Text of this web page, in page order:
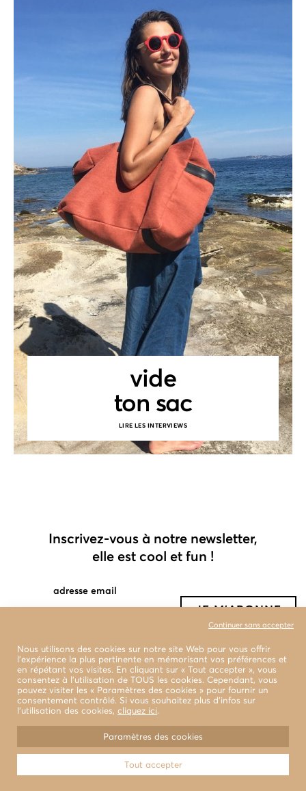
vide
ton sac
LIRE LES INTERVIEWS
Inscrivez-vous à notre newsletter,
elle est cool et fun !
adresse email
boutiques
livraison et retour
conditions générales de vente
© 2022 LA BENJAMINE Tous droits réservés
Design & PhotographiesWEAREMB.
Nous utilisons des cookies sur notre site Web pour vous offrir
l'expérience la plus pertinente en mémorisant vos préférences et
en répétant vos visites. En cliquant sur « Tout accepter », vous
consentez à l'utilisation de TOUS les cookies. Cependant, vous
pouvez visiter les « Paramètres des cookies » pour fournir un
consentement contrôlé. Si vous souhaitez plus d’infos sur
l’utilisation des cookies, cliquez ici.
Continuer sans accepter
Paramètres des cookies
Tout accepter